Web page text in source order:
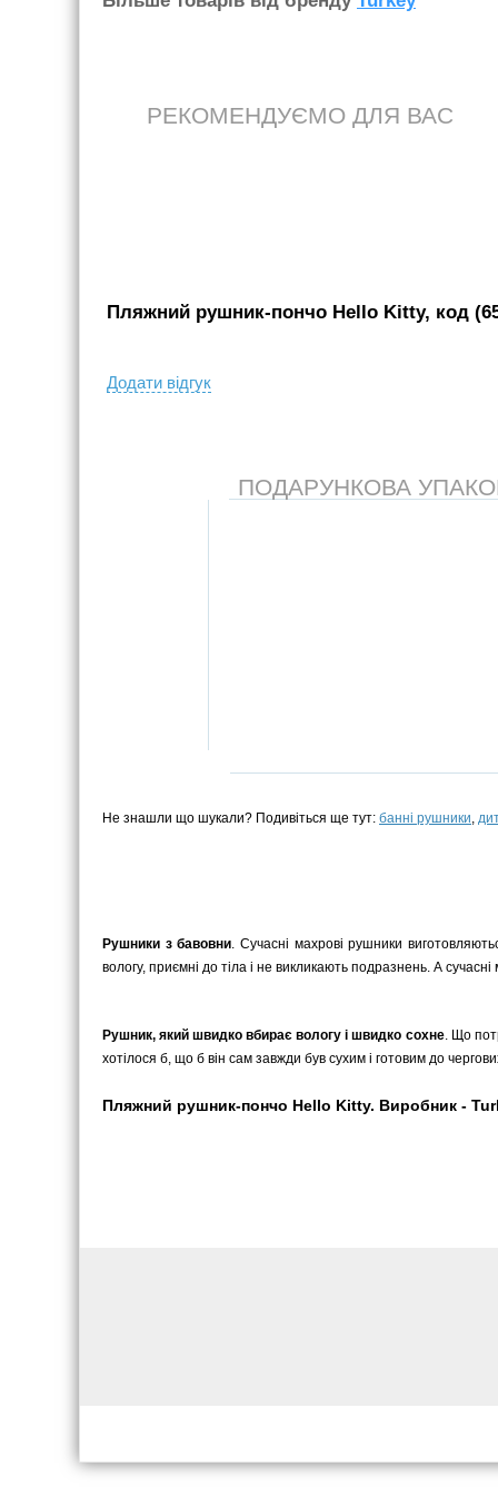
РЕКОМЕНДУЄМО ДЛЯ ВАС
Пляжний рушник-пончо Hello Kitty, код
Додати вiдгук
ПОДАРУНКОВА
Не знашли що шукали? Подивіться ще тут: банні рушники,
Рушники з бавовни. Сучасні махрові рушники
вологу, приємні до тіла і не викликають подразнень. А
Рушник, який швидко вбирає вологу і швидко сохне. Що
хотілося б, що б він сам завжди був сухим і готовим до
Пляжний рушник-пончо Hello Kitty. Виробник -